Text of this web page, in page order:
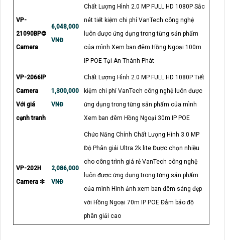
VP-
21090BP❂
Camera
6,048,000
VNĐ
Chất Lượng Hình 2.0 MP FULL HD 1080P Sắc
nét tiết kiệm chi phí VanTech công nghệ
luôn được ứng dụng trong từng sản phẩm
của mình Xem ban đêm Hồng Ngoại 100m
IP POE Tại An Thành Phát
VP-2066IP
Camera
Với giá
cạnh tranh
1,300,000
VNĐ
Chất Lượng Hình 2.0 MP FULL HD 1080P Tiết
kiệm chi phí VanTech công nghệ luôn được
ứng dụng trong từng sản phẩm của mình
Xem ban đêm Hồng Ngoại 30m IP POE
VP-202H
Camera ❇
2,086,000
VNĐ
Chức Năng Chính Chất Lượng Hình 3.0 MP
Độ Phân giải Ultra 2k lite Được chọn nhiều
cho công trình giá rẻ VanTech công nghệ
luôn được ứng dụng trong từng sản phẩm
của mình Hình ảnh xem ban đêm sáng đẹp
với Hồng Ngoại 70m IP POE Đảm bảo độ
phân giải cao